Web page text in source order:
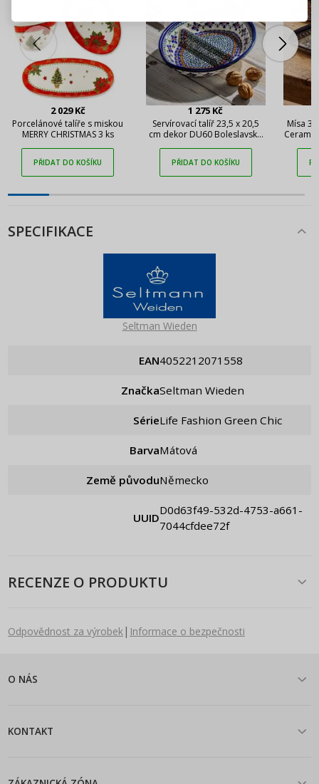
2 029 Kč
Porcelánové talíře s miskou
MERRY CHRISTMAS 3 ks
PŘIDAT DO KOŠÍKU
1 275 Kč
Servírovací talíř 23,5 x 20,5
cm dekor DU60 Boleslavská
PŘIDAT DO KOŠÍKU
Mísa
SPECIFIKACE
Seltman Wieden
EAN 4052212071558
Značka Seltman Wieden
Série Life Fashion Green Chic
Barva Mátová
Země původu Německo
UUID
d0d63f49-532d-4753-a661-
7044cfdee72f
RECENZE O PRODUKTU
Odpovědnost za výrobek| Informace o bezpečnosti
O NÁS
KONTAKT
Připomenutí hesla